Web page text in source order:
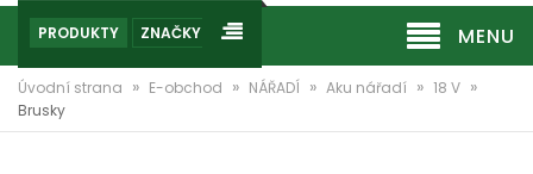
MENU
PRODUKTY ZNAČKY
Úvodní strana » E-obchod » NÁŘADÍ » Aku nářadí » 18 V »
Brusky